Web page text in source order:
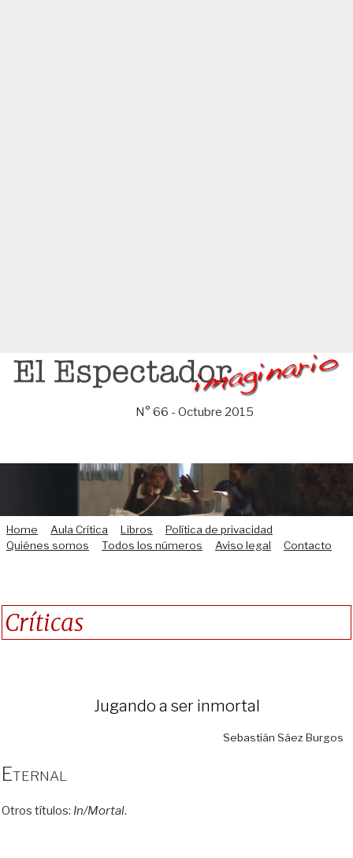
Saltar
N° 66 - Octubre 2015
Home Aula Crítica Libros
Política de privacidad
Quiénes somos
Todos los números Aviso legal Contacto
Críticas
Jugando a ser inmortal
Sebastián Sáez Burgos
Eternal
Otros títulos: In/Mortal.